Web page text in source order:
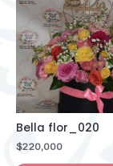
Bella flor_020
$220,000